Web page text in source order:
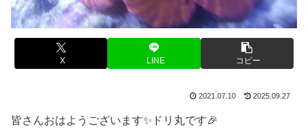
X LINE コピー
2021.07.10 2025.09.27
皆さんおはようございます✨ドリ丸です🎉